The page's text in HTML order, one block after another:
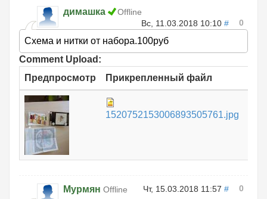
димашка
Offline
Вс, 11.03.2018 10:10 # 0
Схема и нитки от набора.100руб
Comment Upload:
Предпросмотр
Прикрепленный файл
1520752153006893505761.jpg
Мурмян Offline Чт, 15.03.2018 11:57 # 0